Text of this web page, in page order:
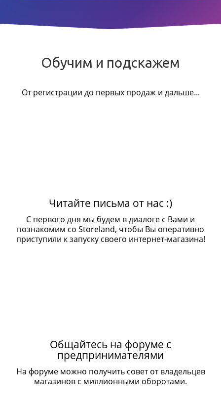
Обучим и подскажем
От регистрации до первых продаж и дальше...
Читайте письма от нас :)
С первого дня мы будем в диалоге с Вами и
познакомим со Storeland, чтобы Вы оперативно
приступили к запуску своего интернет-магазина!
Общайтесь на форуме с
предпринимателями
На форуме можно получить совет от владельцев
магазинов с миллионными оборотами.